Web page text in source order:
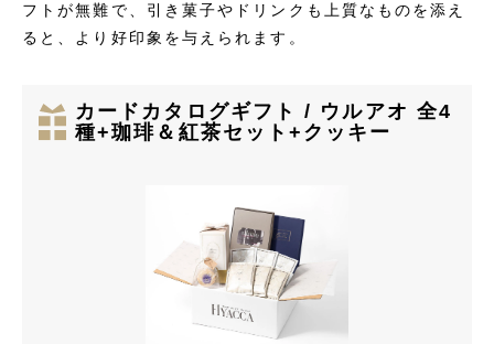
フトが無難で、引き菓子やドリンクも上質なものを添え
ると、より好印象を与えられます。
カードカタログギフト / ウルアオ 全4
種+珈琲＆紅茶セット+クッキー